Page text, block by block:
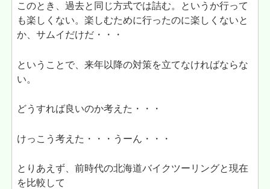
このとき、過去と同じ方式では詰む。というか行って
も楽しくない。楽しむために行ったのに楽しくないと
か、サムイだけだ・・・
ということで、来年以降の対策を立てなければならな
い。
どうすれば良いのか考えた・・・
けっこう考えた・・・うーん・・・
とりあえず、前時代の北海道バイクツーリングと現在
を比較して